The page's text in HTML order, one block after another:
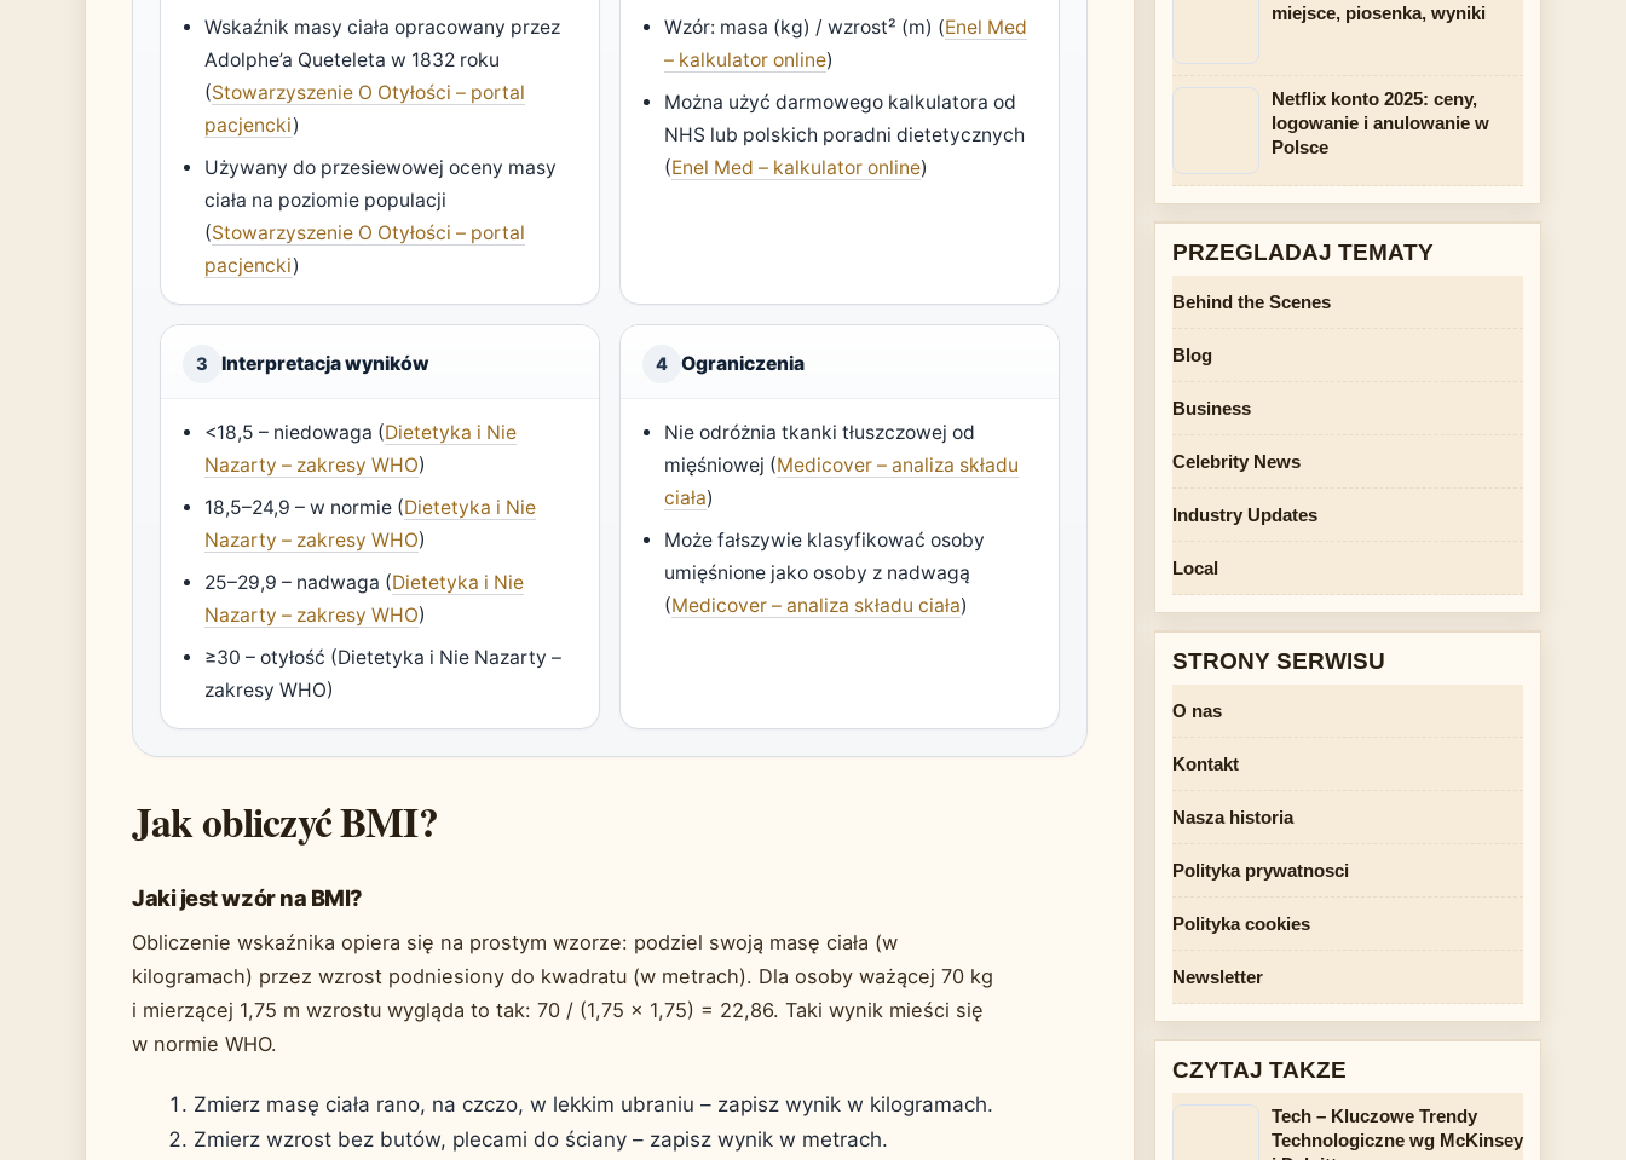
Wskaźnik masy ciała opracowany przez
Adolphe’a Queteleta w 1832 roku
(Stowarzyszenie O Otyłości – portal
pacjencki)
Używany do przesiewowej oceny masy
ciała na poziomie populacji
(Stowarzyszenie O Otyłości – portal
pacjencki)
Wzór: masa (kg) / wzrost² (m) (Enel Med
– kalkulator online)
Można użyć darmowego kalkulatora od
NHS lub polskich poradni dietetycznych
(Enel Med – kalkulator online)
3 Interpretacja wyników
<18,5 – niedowaga (Dietetyka i Nie
Nazarty – zakresy WHO)
18,5–24,9 – w normie (Dietetyka i Nie
Nazarty – zakresy WHO)
25–29,9 – nadwaga (Dietetyka i Nie
Nazarty – zakresy WHO)
≥30 – otyłość (Dietetyka i Nie Nazarty –
zakresy WHO)
4 Ograniczenia
Nie odróżnia tkanki tłuszczowej od
mięśniowej (Medicover – analiza składu
ciała)
Może fałszywie klasyfikować osoby
umięśnione jako osoby z nadwagą
(Medicover – analiza składu ciała)
Jak obliczyć BMI?
Jaki jest wzór na BMI?
Obliczenie wskaźnika opiera się na prostym wzorze: podziel swoją masę ciała (w
kilogramach) przez wzrost podniesiony do kwadratu (w metrach). Dla osoby ważącej 70 kg
i mierzącej 1,75 m wzrostu wygląda to tak: 70 / (1,75 × 1,75) = 22,86. Taki wynik mieści się
w normie WHO.
Zmierz masę ciała rano, na czczo, w lekkim ubraniu – zapisz wynik w kilogramach.
Zmierz wzrost bez butów, plecami do ściany – zapisz wynik w metrach.
miejsce, piosenka, wyniki
Netflix konto 2025: ceny,
logowanie i anulowanie w
Polsce
PRZEGLADAJ TEMATY
Behind the Scenes
Blog
Business
Celebrity News
Industry Updates
Local
STRONY SERWISU
O nas
Kontakt
Nasza historia
Polityka prywatnosci
Polityka cookies
Newsletter
CZYTAJ TAKZE
Tech – Kluczowe Trendy
Technologiczne wg McKinsey